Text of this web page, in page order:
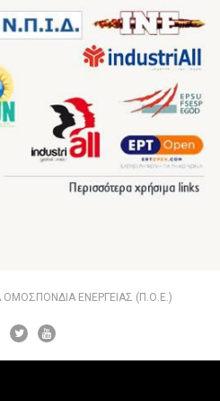
ΕΝΕΡΓΕΙΑΣ (Π.Ο.Ε.)